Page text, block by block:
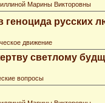
Марины Викторовны
геноцида русских
движение
светлому
вопросы